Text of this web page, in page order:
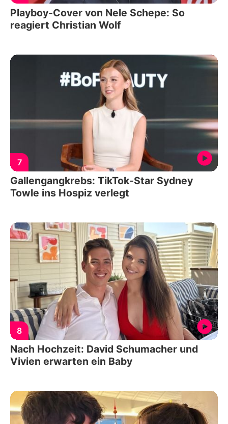
Playboy-Cover von Nele Schepe: So
reagiert Christian Wolf
7
Gallengangkrebs: TikTok-Star Sydney
Towle ins Hospiz verlegt
8
Nach Hochzeit: David Schumacher und
Vivien erwarten ein Baby